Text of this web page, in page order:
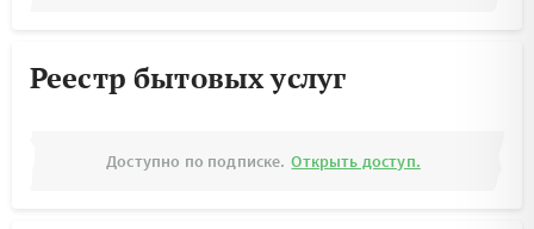
Реестр бытовых услуг
Доступно по подписке. Открыть доступ.